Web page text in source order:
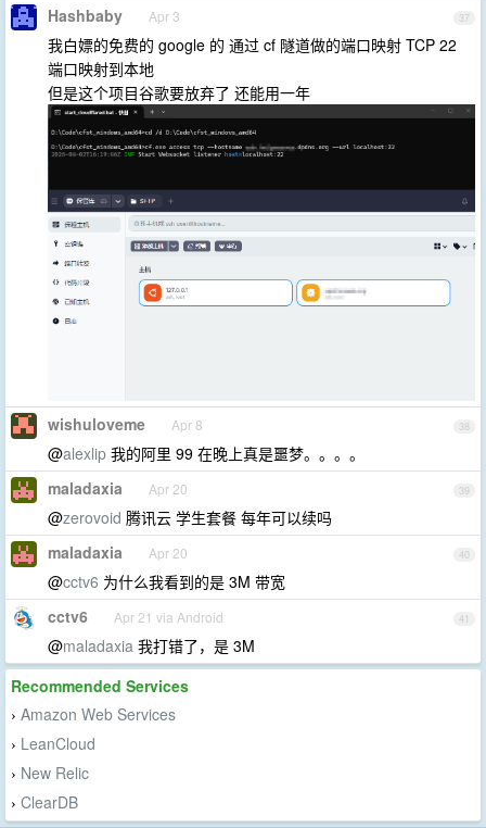
37
Hashbaby Apr 3
我白嫖的免费的 google 的 通过 cf 隧道做的端口映射 TCP 22
端口映射到本地
但是这个项目谷歌要放弃了 还能用一年
38
wishuloveme Apr 8
@alexlip 我的阿里 99 在晚上真是噩梦。。。。
39
maladaxia Apr 20
@zerovoid 腾讯云 学生套餐 每年可以续吗
40
maladaxia Apr 20
@cctv6 为什么我看到的是 3M 带宽
41
cctv6 Apr 21 via Android
@maladaxia 我打错了，是 3M
Recommended Services
› Amazon Web Services
› LeanCloud
› New Relic
› ClearDB